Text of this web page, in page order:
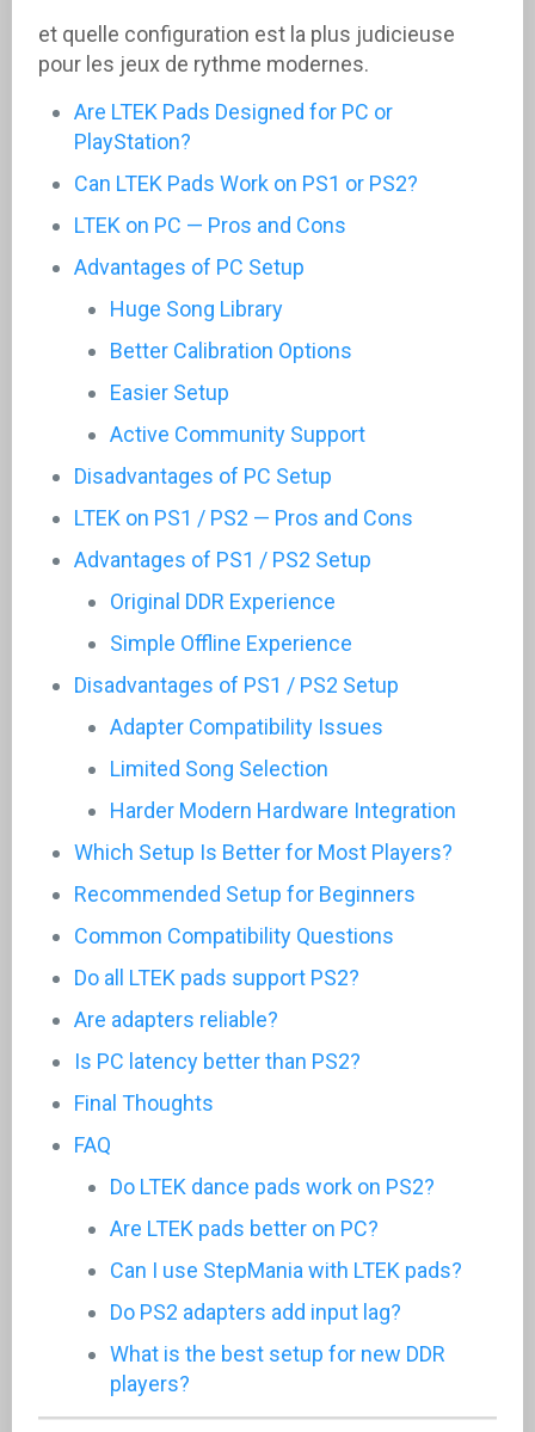
et quelle configuration est la plus judicieuse
pour les jeux de rythme modernes.
Are LTEK Pads Designed for PC or
PlayStation?
Can LTEK Pads Work on PS1 or PS2?
LTEK on PC — Pros and Cons
Advantages of PC Setup
Huge Song Library
Better Calibration Options
Easier Setup
Active Community Support
Disadvantages of PC Setup
LTEK on PS1 / PS2 — Pros and Cons
Advantages of PS1 / PS2 Setup
Original DDR Experience
Simple Offline Experience
Disadvantages of PS1 / PS2 Setup
Adapter Compatibility Issues
Limited Song Selection
Harder Modern Hardware Integration
Which Setup Is Better for Most Players?
Recommended Setup for Beginners
Common Compatibility Questions
Do all LTEK pads support PS2?
Are adapters reliable?
Is PC latency better than PS2?
Final Thoughts
FAQ
Do LTEK dance pads work on PS2?
Are LTEK pads better on PC?
Can I use StepMania with LTEK pads?
Do PS2 adapters add input lag?
What is the best setup for new DDR
players?